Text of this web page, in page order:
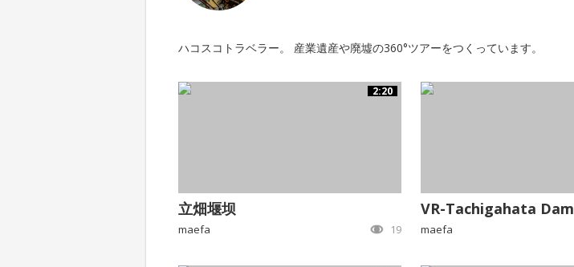
ハコスコトラベラー。 産業遺産や廃墟の360°ツアーをつくっています。
2:20
立畑堰坝
maefa 19
VR-Tachigahata Dam
maefa